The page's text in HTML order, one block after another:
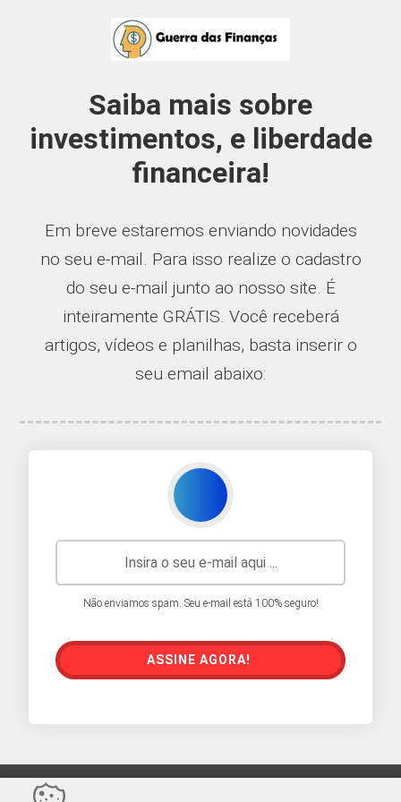
Saiba mais sobre
investimentos, e liberdade
financeira!
Em breve estaremos enviando novidades
no seu e-mail. Para isso realize o cadastro
do seu e-mail junto ao nosso site. É
inteiramente GRÁTIS. Você receberá
artigos, vídeos e planilhas, basta inserir o
seu email abaixo:
Não enviamos spam. Seu e-mail está 100% seguro!
ASSINE AGORA!